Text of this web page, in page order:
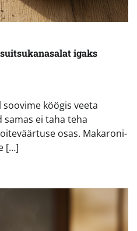
igaks
köögis veeta
samas ei taha teha
osas. Makaroni-
[…]